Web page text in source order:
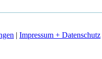
| Impressum + Datenschutz